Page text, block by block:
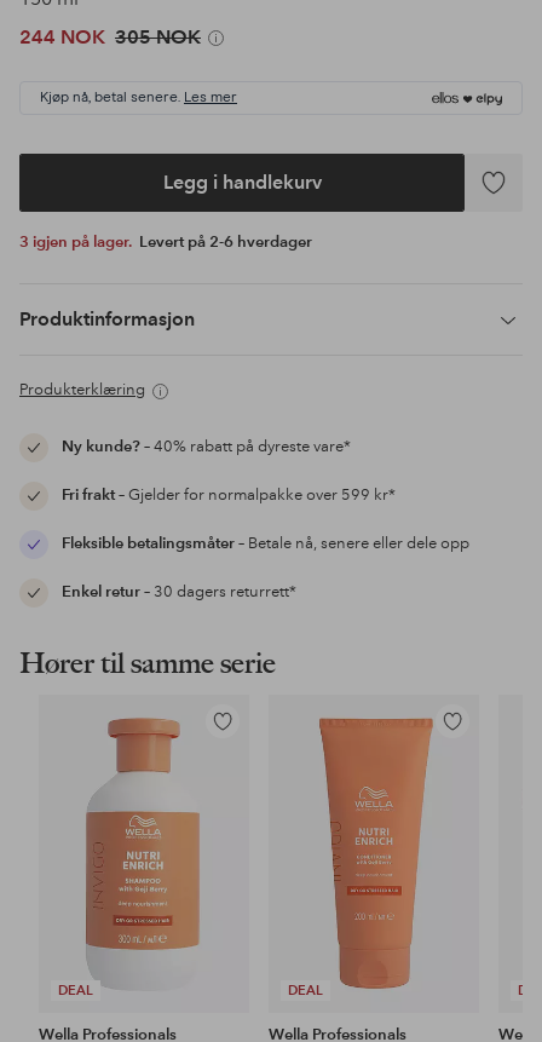
244 NOK 305 NOK
Kjøp nå, betal senere. Les mer
Legg i handlekurv
Legg
3 igjen på lager. Levert på 2-6 hverdager
Produktinformasjon
Produkterklæring
Ny kunde?– 40% rabatt på dyreste vare*
Fri frakt– Gjelder for normalpakke over 599 kr*
Fleksible betalingsmåter– Betale nå, senere eller dele opp
Enkel retur– 30 dagers returrett*
Hører til samme serie
DEAL
Legg
Wella Professionals
DEAL
Legg
Wella Professionals Wella